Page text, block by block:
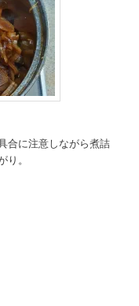
合に注意しながら煮詰
。